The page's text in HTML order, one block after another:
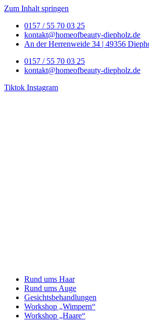
Zum Inhalt springen
0157 / 55 70 03 25
kontakt@homeofbeauty-diepholz.de
An der Herrenweide 34 | 49356
0157 / 55 70 03 25
kontakt@homeofbeauty-diepholz.de
Tiktok Instagram
Rund ums Haar
Rund ums Auge
Gesichtsbehandlungen
Workshop „Wimpern“
Workshop „Haare“